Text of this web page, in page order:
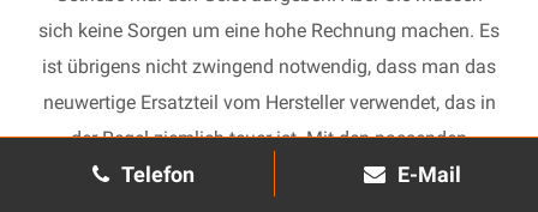
Telefon E-Mail
sich keine Sorgen um eine hohe Rechnung machen. Es
ist übrigens nicht zwingend notwendig, dass man das
neuwertige Ersatzteil vom Hersteller verwendet, das in
der Regel ziemlich teuer ist. Mit den passenden
Ersatzteilen kann jedes gebrauchte Getriebe schnell